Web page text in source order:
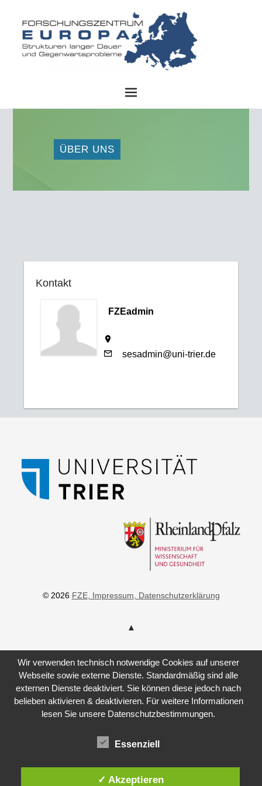
ÜBER UNS
Kontakt
FZEadmin
sesadmin@uni-trier.de
© 2026 FZE, Impressum , Datenschutzerklärung
Wir verwenden technisch notwendige Cookies auf unserer
Webseite sowie externe Dienste. Standardmäßig sind alle
externen Dienste deaktiviert. Sie können diese jedoch nach
belieben aktivieren & deaktivieren. Für weitere Informationen
lesen Sie unsere Datenschutzbestimmungen.
Essenziell
✓ Akzeptieren